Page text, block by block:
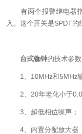
有两个报警继电器指
入。这个开关是SPDT的
台式铷钟的技术参数
1、10MHz和5MHz输
2、20年老化小于
3、超低相位噪声；
4、内置分配放大器